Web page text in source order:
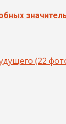
(22